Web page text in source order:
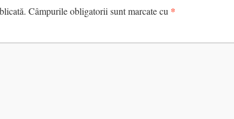
Câmpurile obligatorii sunt marcate cu *